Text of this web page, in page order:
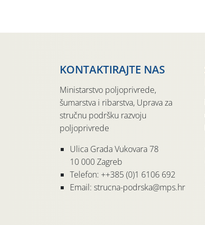
KONTAKTIRAJTE NAS
Ministarstvo poljoprivrede,
šumarstva i ribarstva, Uprava za
stručnu podršku razvoju
poljoprivrede
Ulica Grada Vukovara 78
10 000 Zagreb
Telefon: ++385 (0)1 6106 692
Email: strucna-podrska@mps.hr